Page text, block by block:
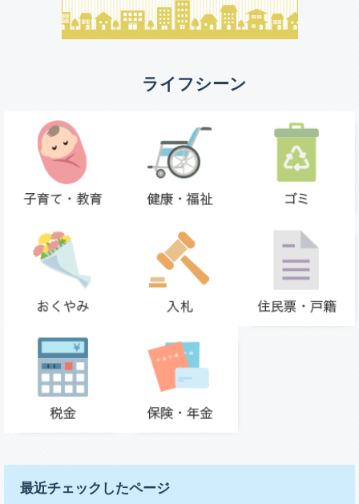
ライフシーン
最近チェックしたページ